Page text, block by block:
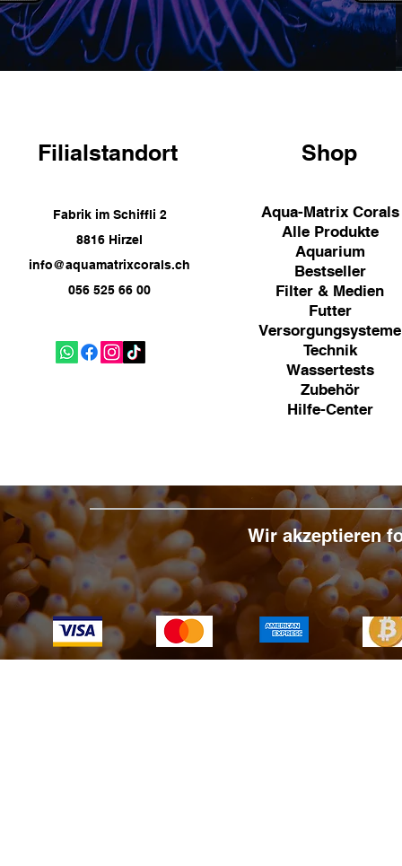
Filialstandort
Fabrik im Schiffli 2
8816 Hirzel
info@aquamatrixcorals.ch
056 525 66 00
Shop
Aqua-Matrix Corals
Alle Produkte
Aquarium
Bestseller
Filter & Medien
Futter
Versorgungsysteme
Technik
Wassertests
Zubehör
Hilfe-Center
Wir akzeptieren